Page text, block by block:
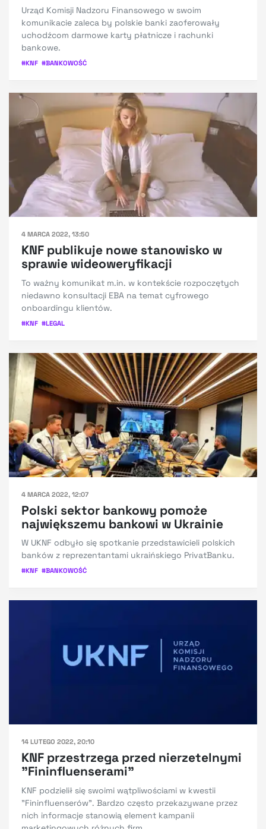
Urząd Komisji Nadzoru Finansowego w swoim
komunikacie zaleca by polskie banki zaoferowały
uchodźcom darmowe karty płatnicze i rachunki
bankowe.
#KNF #BANKOWOŚĆ
4 MARCA 2022, 13:50
KNF publikuje nowe stanowisko w
sprawie wideoweryfikacji
To ważny komunikat m.in. w kontekście rozpoczętych
niedawno konsultacji EBA na temat cyfrowego
onboardingu klientów.
#KNF #LEGAL
4 MARCA 2022, 12:07
Polski sektor bankowy pomoże
największemu bankowi w Ukrainie
W UKNF odbyło się spotkanie przedstawicieli polskich
banków z reprezentantami ukraińskiego PrivatBanku.
#KNF #BANKOWOŚĆ
14 LUTEGO 2022, 20:10
KNF przestrzega przed nierzetelnymi
"Fininfluenserami"
KNF podzielił się swoimi wątpliwościami w kwestii
"Fininfluenserów". Bardzo często przekazywane przez
nich informacje stanowią element kampanii